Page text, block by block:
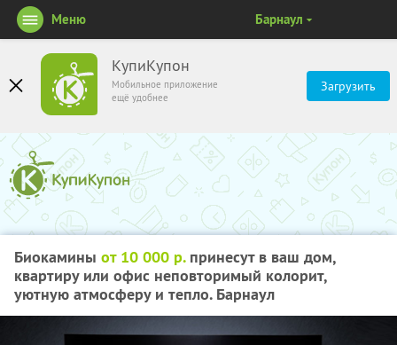
КупиКупон
Мобильное приложение
ещё удобнее
Загрузить
Меню Барнаул
Биокамины от 10 000 р.принесут в ваш дом,
квартиру или офис неповторимый колорит,
уютную атмосферу и тепло. Барнаул